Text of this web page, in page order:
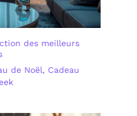
des meilleurs
de Noël, Cadeau